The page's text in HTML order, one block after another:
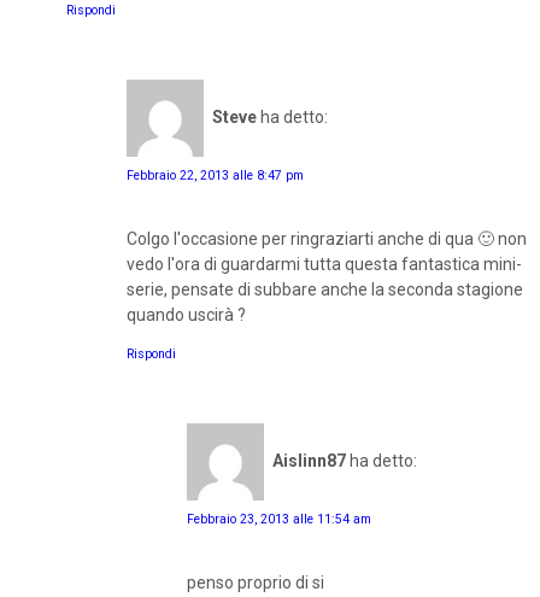
Rispondi
Steve ha detto:
Febbraio 22, 2013 alle 8:47 pm
Colgo l'occasione per ringraziarti anche di qua 🙂 non
vedo l'ora di guardarmi tutta questa fantastica mini-
serie, pensate di subbare anche la seconda stagione
quando uscirà ?
Rispondi
Aislinn87 ha detto:
Febbraio 23, 2013 alle 11:54 am
penso proprio di si